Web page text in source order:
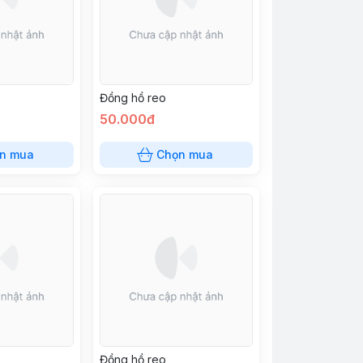
mua
Đồng hồ reo
50.000đ
Chọn mua
Đồng hồ reo